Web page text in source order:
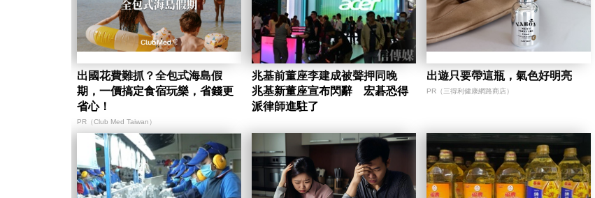
出國花費難抓？全包式海島假
期，一價搞定食宿玩樂，省錢更
省心！
PR（Club Med Taiwan）
兆基前董座李建成被聲押同晚
兆基新董座宣布閃辭 宏碁恐得
派律師進駐了
出遊只要帶這瓶，氣色好明亮
PR（三得利健康網路商店）